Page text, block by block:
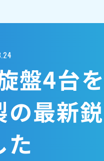
盤4台
の最新
た